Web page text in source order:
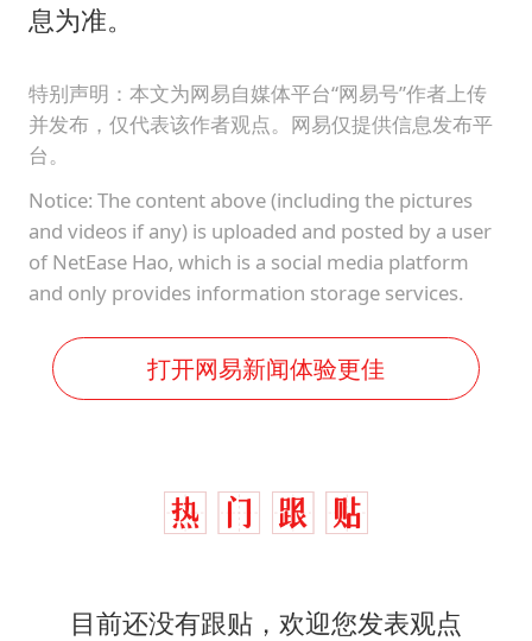
息为准。
特别声明：本文为网易自媒体平台“网易号”作者上传
并发布，仅代表该作者观点。网易仅提供信息发布平
台。
Notice: The content above (including the pictures
and videos if any) is uploaded and posted by a user
of NetEase Hao, which is a social media platform
and only provides information storage services.
打开网易新闻体验更佳
目前还没有跟贴，欢迎您发表观点